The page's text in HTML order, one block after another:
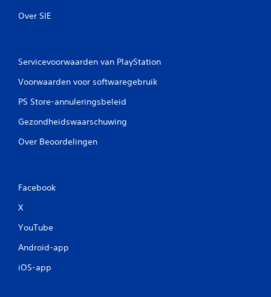
Over SIE
Servicevoorwaarden van PlayStation
Voorwaarden voor softwaregebruik
PS Store-annuleringsbeleid
Gezondheidswaarschuwing
Over Beoordelingen
Facebook
X
YouTube
Android-app
iOS-app